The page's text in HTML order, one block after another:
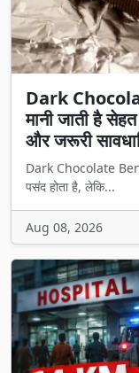
Dark
मानी जाती है
और जरूरी
Dark Chocolate
पसंद होता है, लेकि...
Aug 08, 2026